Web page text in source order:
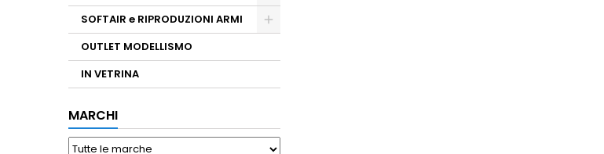
SOFTAIR e RIPRODUZIONI ARMI
OUTLET MODELLISMO
IN VETRINA
MARCHI